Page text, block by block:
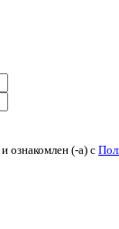
и ознакомлен (-а) c